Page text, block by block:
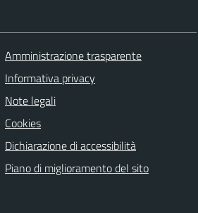
Amministrazione trasparente
Informativa privacy
Note legali
Cookies
Dichiarazione di accessibilità
Piano di miglioramento del sito